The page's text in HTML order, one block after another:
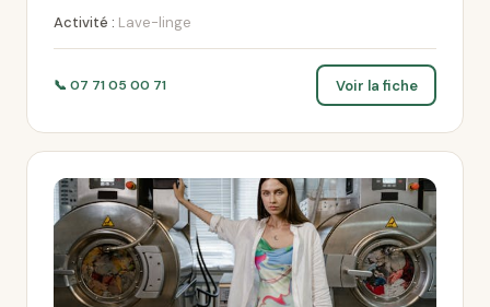
Activité : Lave-linge
📞 07 71 05 00 71 Voir la fiche